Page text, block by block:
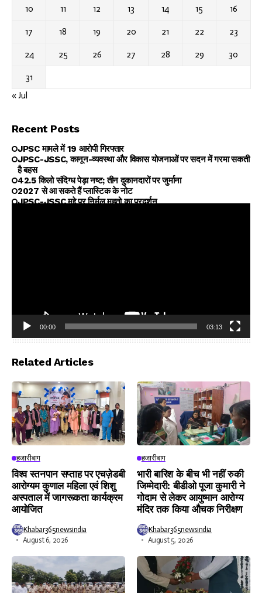
10 11 12 13 14 15 16
17 18 19 20 21 22 23
24 25 26 27 28 29 30
31
« Jul
Recent Posts
JPSC मामले में 19 आरोपी गिरफ्तार
JPSC-JSSC, कानून-व्यवस्था और विकास योजनाओं पर सदन में गरमा सकती
है बहस
42.5 किलो संदिग्ध पेड़ा नष्ट; तीन दुकानदारों पर जुर्माना
2027 से आ सकते हैं प्लास्टिक के नोट
JPSC-JSSC मुद्दे पर निर्मल महतो का प्रदर्शन
Player
00:00 03:13
Related Articles
हजारीबाग
विश्व स्तनपान सप्ताह पर एचज़ेडबी
आरोग्यम कुणाल महिला एवं शिशु
अस्पताल में जागरूकता कार्यक्रम
आयोजित
Khabar365newsindia
August 6, 2026
हजारीबाग
भारी बारिश के बीच भी नहीं रुकी
जिम्मेदारी: बीडीओ पूजा कुमारी ने
गोदाम से लेकर आयुष्मान आरोग्य
मंदिर तक किया औचक निरीक्षण
Khabar365newsindia
August 5, 2026